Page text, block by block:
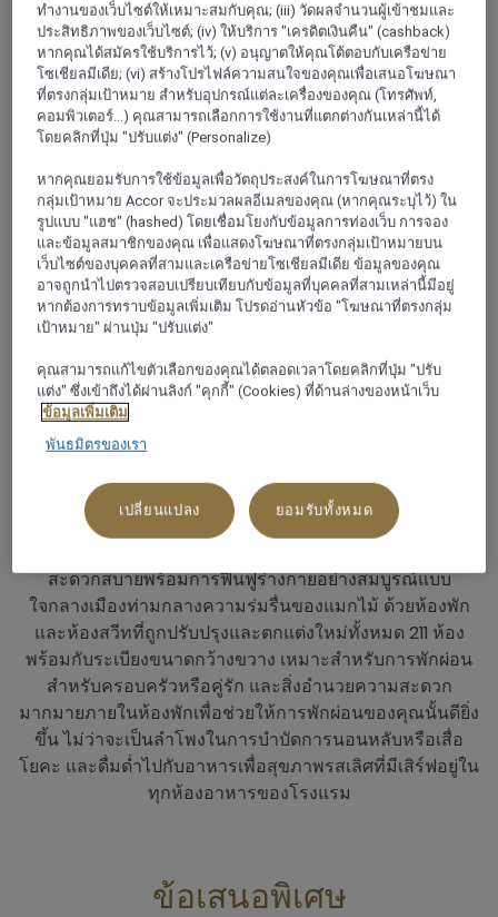
1/5
รีสอร์ทเพื่อสุขภาพ ท่ามกลางสวนล้อม
รอบใจกลางกรุงเทพฯ
ขอขอบคุณที่ให้ความสนใจรีสอร์ทเพื่อสุขภาพในเมืองของ
ขออภัยในความไม่สะดวกที่อาจเกิดขึ้น
สะดวกสบายพร้อมการฟื้นฟูร่างกายอย่างสมบูรณ์แบบ
ใจกลางเมืองท่ามกลางความร่มรื่นของแมกไม้ ด้วยห้องพัก
และห้องสวีทที่ถูกปรับปรุงและตกแต่งใหม่ทั้งหมด 211 ห้อง
พร้อมกับระเบียงขนาดกว้างขวาง เหมาะสำหรับการพักผ่อน
สำหรับครอบครัวหรือคู่รัก และสิ่งอำนวยความสะดวก
มากมายภายในห้องพักเพื่อช่วยให้การพักผ่อนของคุณนั้นดียิ่ง
ขึ้น ไม่ว่าจะเป็นลำโพงในการบำบัดการนอนหลับหรือเสื่อ
โยคะ และดื่มด่ำไปกับอาหารเพื่อสุขภาพรสเลิศที่มีเสิร์ฟอยู่ใน
ทุกห้องอาหารของโรงแรม
ข้อเสนอพิเศษ
ทำงานของเว็บไซต์ให้เหมาะสมกับคุณ; (iii) วัดผลจำนวนผู้เข้าชมและ
ประสิทธิภาพของเว็บไซต์; (iv) ให้บริการ "เครดิตเงินคืน" (cashback)
หากคุณได้สมัครใช้บริการไว้; (v) อนุญาตให้คุณโต้ตอบกับเครือข่าย
โซเชียลมีเดีย; (vi) สร้างโปรไฟล์ความสนใจของคุณเพื่อเสนอโฆษณา
ที่ตรงกลุ่มเป้าหมาย สำหรับอุปกรณ์แต่ละเครื่องของคุณ (โทรศัพท์,
คอมพิวเตอร์...) คุณสามารถเลือกการใช้งานที่แตกต่างกันเหล่านี้ได้
โดยคลิกที่ปุ่ม "ปรับแต่ง" (Personalize)
หากคุณยอมรับการใช้ข้อมูลเพื่อวัตถุประสงค์ในการโฆษณาที่ตรง
กลุ่มเป้าหมาย Accor จะประมวลผลอีเมลของคุณ (หากคุณระบุไว้) ใน
รูปแบบ "แฮช" (hashed) โดยเชื่อมโยงกับข้อมูลการท่องเว็บ การจอง
และข้อมูลสมาชิกของคุณ เพื่อแสดงโฆษณาที่ตรงกลุ่มเป้าหมายบน
เว็บไซต์ของบุคคลที่สามและเครือข่ายโซเชียลมีเดีย ข้อมูลของคุณ
อาจถูกนำไปตรวจสอบเปรียบเทียบกับข้อมูลที่บุคคลที่สามเหล่านี้มีอยู่
หากต้องการทราบข้อมูลเพิ่มเติม โปรดอ่านหัวข้อ "โฆษณาที่ตรงกลุ่ม
เป้าหมาย" ผ่านปุ่ม "ปรับแต่ง"
คุณสามารถแก้ไขตัวเลือกของคุณได้ตลอดเวลาโดยคลิกที่ปุ่ม "ปรับ
แต่ง" ซึ่งเข้าถึงได้ผ่านลิงก์ "คุกกี้" (Cookies) ที่ด้านล่างของหน้าเว็บ
ข้อมูลเพิ่มเติม
พันธมิตรของเรา
เปลี่ยนแปลง ยอมรับทั้งหมด